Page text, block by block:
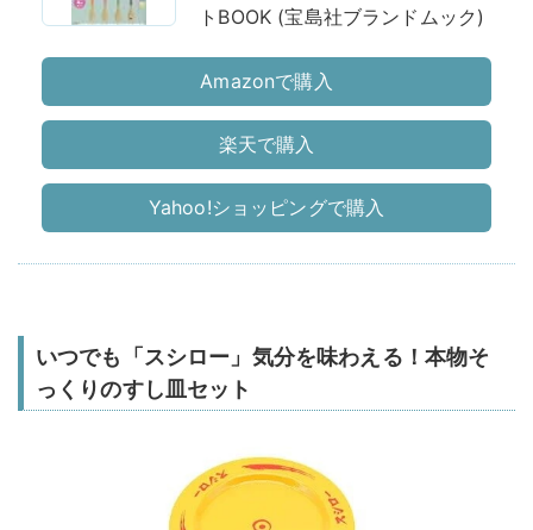
トBOOK (宝島社ブランドムック)
Amazonで購入
楽天で購入
Yahoo!ショッピングで購入
いつでも「スシロー」気分を味わえる！本物そ
っくりのすし皿セット